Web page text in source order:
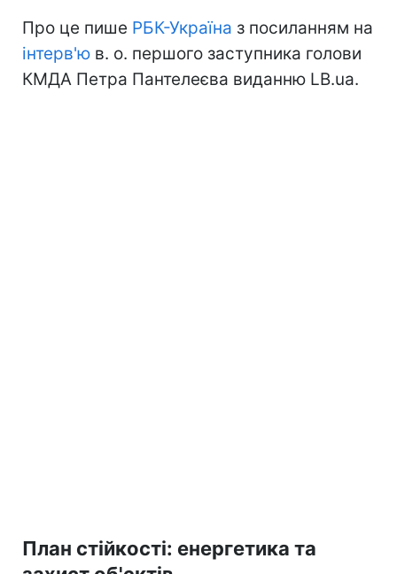
Про це пише РБК-Україна з посиланням на
інтерв'ю в. о. першого заступника голови
КМДА Петра Пантелеєва виданню LB.ua.
План стійкості: енергетика та